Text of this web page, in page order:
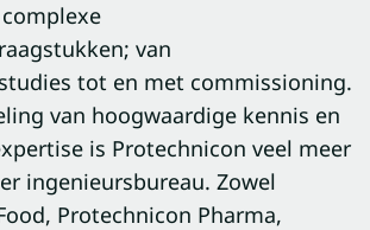
van
tot en met commissioning.
van hoogwaardige kennis en
is Protechnicon veel meer
ingenieursbureau. Zowel
Protechnicon Pharma,